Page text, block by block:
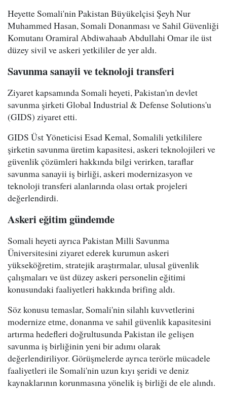
Heyette Somali'nin Pakistan Büyükelçisi Şeyh Nur
Muhammed Hasan, Somali Donanması ve Sahil Güvenliği
Komutanı Oramiral Abdiwahaab Abdullahi Omar ile üst
düzey sivil ve askeri yetkililer de yer aldı.
Savunma sanayii ve teknoloji transferi
Ziyaret kapsamında Somali heyeti, Pakistan'ın devlet
savunma şirketi Global Industrial & Defense Solutions'u
(GIDS) ziyaret etti.
GIDS Üst Yöneticisi Esad Kemal, Somalili yetkililere
şirketin savunma üretim kapasitesi, askeri teknolojileri ve
güvenlik çözümleri hakkında bilgi verirken, taraflar
savunma sanayii iş birliği, askeri modernizasyon ve
teknoloji transferi alanlarında olası ortak projeleri
değerlendirdi.
Askeri eğitim gündemde
Somali heyeti ayrıca Pakistan Milli Savunma
Üniversitesini ziyaret ederek kurumun askeri
yükseköğretim, stratejik araştırmalar, ulusal güvenlik
çalışmaları ve üst düzey askeri personelin eğitimi
konusundaki faaliyetleri hakkında brifing aldı.
Söz konusu temaslar, Somali'nin silahlı kuvvetlerini
modernize etme, donanma ve sahil güvenlik kapasitesini
artırma hedefleri doğrultusunda Pakistan ile gelişen
savunma iş birliğinin yeni bir adımı olarak
değerlendiriliyor. Görüşmelerde ayrıca terörle mücadele
faaliyetleri ile Somali'nin uzun kıyı şeridi ve deniz
kaynaklarının korunmasına yönelik iş birliği de ele alındı.